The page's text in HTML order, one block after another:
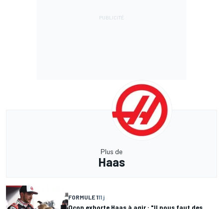
Plus de
Haas
FORMULE 111 j